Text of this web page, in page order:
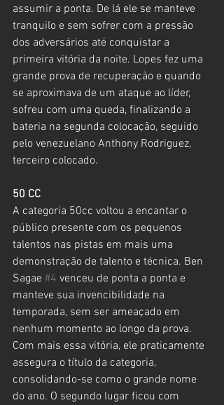
assumir a ponta. De lá ele se manteve
tranquilo e sem sofrer com a pressão
dos adversários até conquistar a
primeira vitória da noite. Lopes fez uma
grande prova de recuperação e quando
se aproximava de um ataque ao líder,
sofreu com uma queda, finalizando a
bateria na segunda colocação, seguido
pelo venezuelano Anthony Rodriguez,
terceiro colocado.
50 CC
A categoria 50cc voltou a encantar o
público presente com os pequenos
talentos nas pistas em mais uma
demonstração de talento e técnica. Ben
Sagae #4 venceu de ponta a ponta e
manteve sua invencibilidade na
temporada, sem ser ameaçado em
nenhum momento ao longo da prova.
Com mais essa vitória, ele praticamente
assegura o título da categoria,
consolidando-se como o grande nome
do ano. O segundo lugar ficou com